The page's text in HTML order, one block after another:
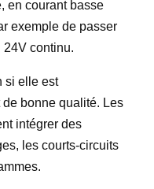
en courant basse
exemple de passer
24V continu.
si elle est
bonne qualité. Les
intégrer des
les courts-circuits